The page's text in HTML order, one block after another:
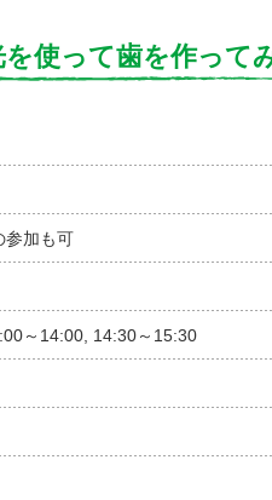
使って歯を作って
参加も可
～14:00, 14:30～15:30